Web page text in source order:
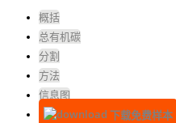
概括
总有机碳
分割
方法
信息图
下载免费样本